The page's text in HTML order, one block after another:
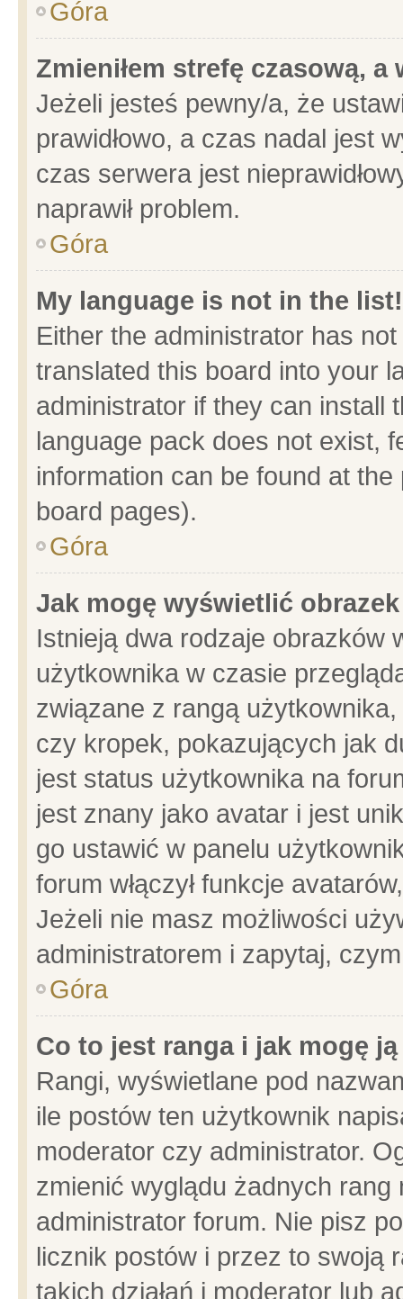
Góra
Zmieniłem strefę czasową,
Jeżeli jesteś pewny/a, że
prawidłowo, a czas nadal jest
czas serwera jest
naprawił problem.
Góra
My language is not in the list!
Either the administrator has
translated this board into your
administrator if they can install
language pack does not exist,
information can be found at
board pages).
Góra
Jak mogę wyświetlić
Istnieją dwa rodzaje obrazków
użytkownika w czasie
związane z rangą
czy kropek, pokazujących jak
jest status użytkownika na
jest znany jako avatar i jest
go ustawić w panelu
forum włączył funkcje
Jeżeli nie masz możliwości
administratorem i zapytaj,
Góra
Co to jest ranga i jak mogę
Rangi, wyświetlane pod
ile postów ten użytkownik
moderator czy administrator.
zmienić wyglądu żadnych
administrator forum. Nie pisz
licznik postów i przez to swoją
takich działań i moderator lub